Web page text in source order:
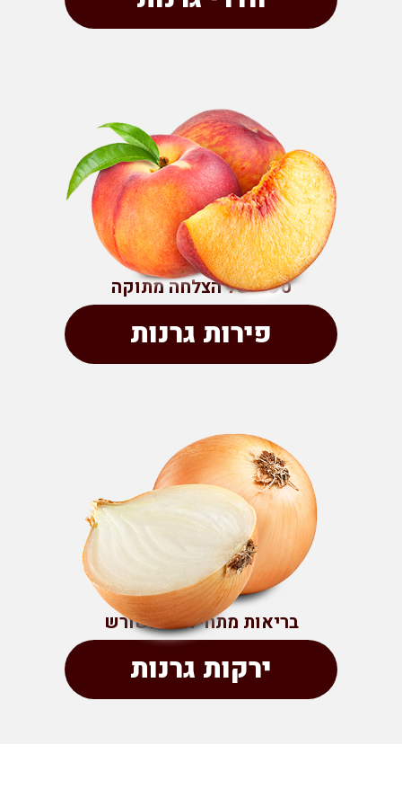
טעם של הצלחה מתוקה
פירות גרנות
בריאות מתחילה מהשורש
ירקות גרנות